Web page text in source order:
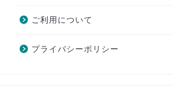
ご利用について
プライバシーポリシー